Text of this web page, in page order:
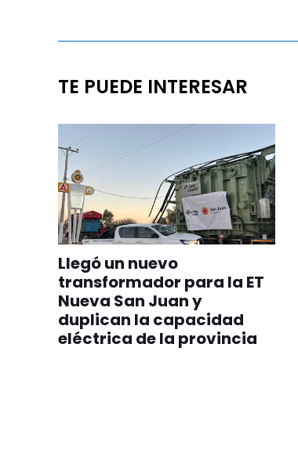
TE PUEDE INTERESAR
Llegó un nuevo
transformador para la ET
Nueva San Juan y
duplican la capacidad
eléctrica de la provincia